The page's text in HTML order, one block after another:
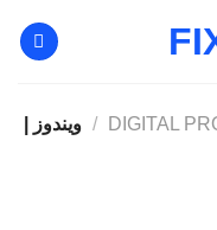
/ ويندوز |